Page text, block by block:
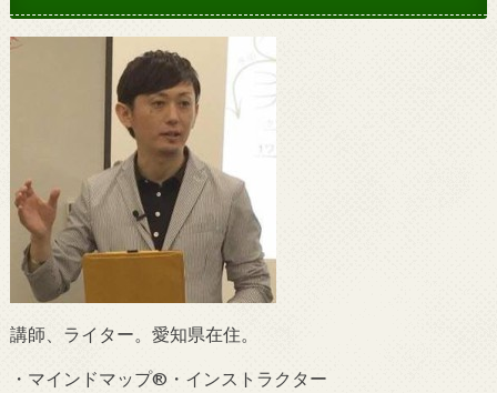
講師、ライター。愛知県在住。
・マインドマップ®・インストラクター